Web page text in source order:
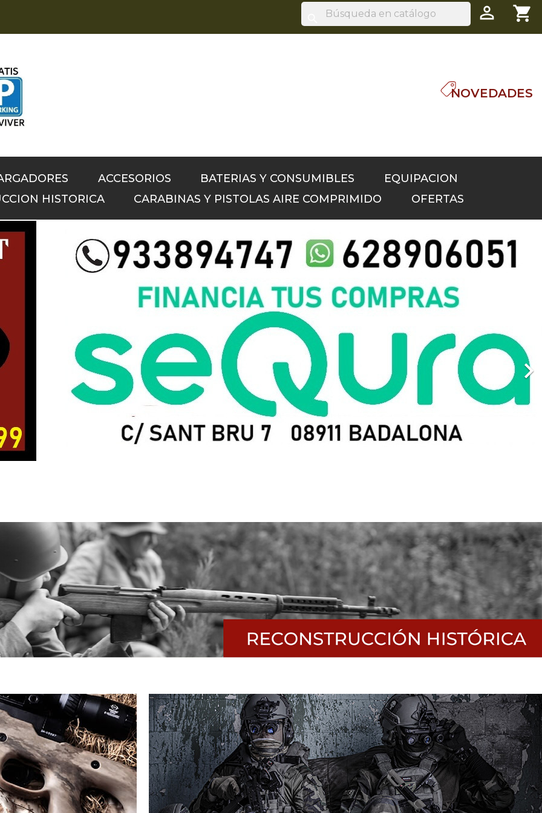
 shopping_cart
NOVEDADES
ACCESORIOS BATERIAS Y CONSUMIBLES
EQUIPACION
HISTORICA
CARABINAS Y PISTOLAS AIRE COMPRIMIDO OFERTAS